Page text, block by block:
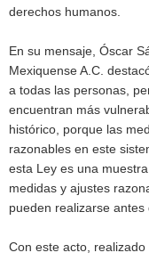
derechos humanos.
En su mensaje, Óscar
Mexiquense A.C.
a todas las personas,
encuentran más
histórico, porque las
razonables en este
esta Ley es una
medidas y ajustes
pueden realizarse antes
Con este acto,